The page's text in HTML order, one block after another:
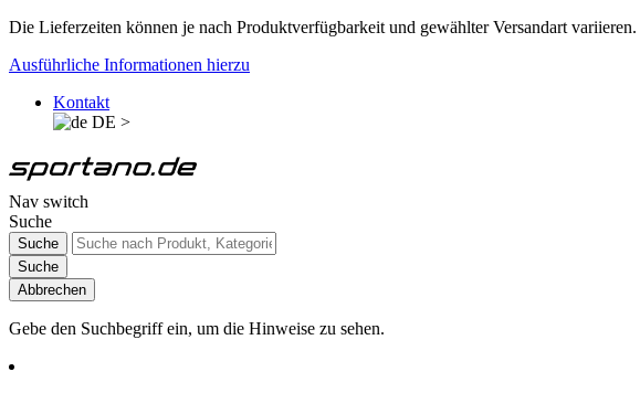
Die Lieferzeiten können je nach Produktverfügbarkeit und gewählter Versandart variieren.
Ausführliche Informationen hierzu
Kontakt
DE >
Nav switch
Suche
Suche
Suche
Abbrechen
Gebe den Suchbegriff ein, um die Hinweise zu sehen.